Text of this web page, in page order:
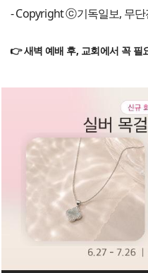
- Copyright ⓒ기독일보, 무단
👉 새벽 예배 후, 교회에서 꼭 필